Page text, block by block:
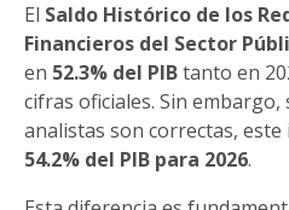
El Saldo Histórico de los
Financieros del Sector
en 52.3% del PIBtanto en
cifras oficiales. Sin embargo,
analistas son correctas,
54.2% del PIB para 2026.